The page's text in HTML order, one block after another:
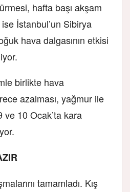
hafta başı akşam
İstanbul’un Sibirya
hava dalgasının etkisi
birlikte hava
azalması, yağmur ile
ve 10 Ocak’ta kara
tamamladı. Kış